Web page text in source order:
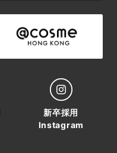
新卒採用
Instagram